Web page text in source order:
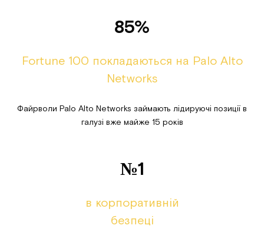
85%
Fortune 100 покладаються на Palo Alto
Networks
Файрволи Palo Alto Networks займають лідируючі позиції в
галузі вже майже 15 років
№1
в корпоративній
безпеці